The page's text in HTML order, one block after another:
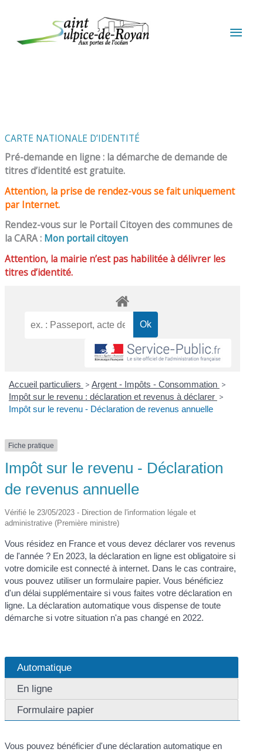
CARTE NATIONALE D’IDENTITÉ
Pré-demande en ligne : la démarche de demande de
titres d’identité est gratuite.
Attention, la prise de rendez-vous se fait uniquement
par Internet.
Rendez-vous sur le Portail Citoyen des communes de
la CARA : Mon portail citoyen
Attention, la mairie n’est pas habilitée à délivrer les
titres d’identité.
Accueil particuliers > Argent - Impôts - Consommation >
Impôt sur le revenu : déclaration et revenus à déclarer >
Impôt sur le revenu - Déclaration de revenus annuelle
Fiche pratique
Impôt sur le revenu - Déclaration
de revenus annuelle
Vérifié le 23/05/2023 - Direction de l'information légale et
administrative (Première ministre)
Vous résidez en France et vous devez déclarer vos revenus
de l'année ? En 2023, la déclaration en ligne est obligatoire si
votre domicile est connecté à internet. Dans le cas contraire,
vous pouvez utiliser un formulaire papier. Vous bénéficiez
d'un délai supplémentaire si vous faites votre déclaration en
ligne. La déclaration automatique vous dispense de toute
démarche si votre situation n'a pas changé en 2022.
Automatique
En ligne
Formulaire papier
Vous pouvez bénéficier d'une déclaration automatique en